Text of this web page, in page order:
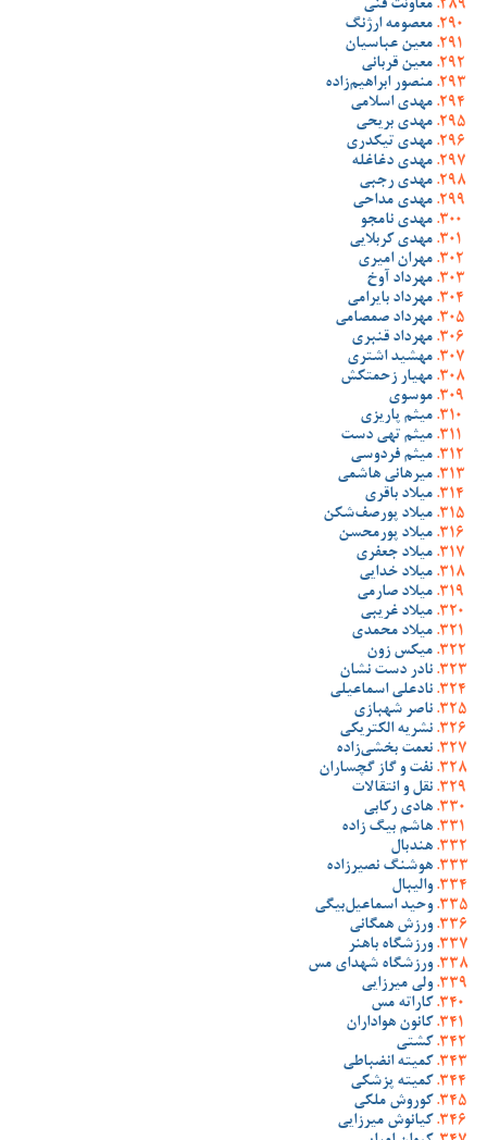
معاونت فنی
معصومه ارژنگ
معین عباسیان
معین قربانی
منصور ابراهیم‌زاده
مهدی اسلامی
مهدی بریحی
مهدی تیکدری
مهدی دغاغله
مهدی رجبی
مهدی مداحی
مهدی نامجو
مهدی کربلایی
مهران امیری
مهرداد آوخ
مهرداد بایرامی
مهرداد صمصامی
مهرداد قنبری
مهشید اشتری
مهیار زحمتکش
موسوی
میثم پاریزی
میثم تهی دست
میثم فردوسی
میرهانی هاشمی
میلاد باقری
میلاد پورصف‌شکن
میلاد پورمحسن
میلاد جعفری
میلاد خدایی
میلاد صارمی
میلاد غریبی
میلاد محمدی
میکس زون
نادر دست نشان
نادعلی اسماعیلی
ناصر شهبازی
نشریه الکتریکی
نعمت بخشی‌زاده
نفت و گاز گچساران
نقل و انتقالات
هادی رکابی
هاشم بیگ زاده
هندبال
هوشنگ نصیرزاده
والیبال
وحید اسماعیل‌بیگی
ورزش همگانی
ورزشگاه باهنر
ورزشگاه شهدای مس
ولی میرزایی
کاراته مس
کانون هواداران
کشتی
کمیته انضباطی
کمیته پزشکی
کوروش ملکی
کیانوش میرزایی